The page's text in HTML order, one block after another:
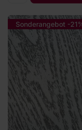
Sonderangebot -